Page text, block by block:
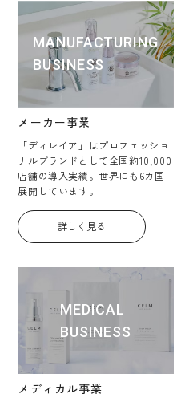
MANUFACTURING
BUSINESS
メーカー事業
「ディレイア」はプロフェッショ
ナルブランドとして全国約10,000
店舗の導入実績。世界にも6カ国
展開しています。
詳しく見る
MEDICAL
BUSINESS
メディカル事業